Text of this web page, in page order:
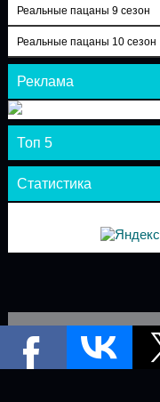
Реальные пацаны 9 сезон
Реальные пацаны 10 сезон
Реклама
Топ 5
Статистика